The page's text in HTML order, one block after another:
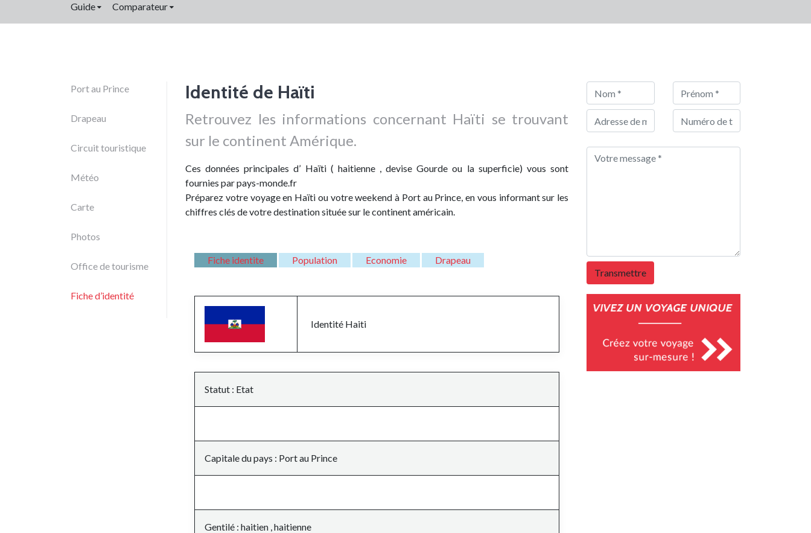
Guide Comparateur
Port au Prince
Drapeau
Circuit touristique
Météo
Carte
Photos
Office de tourisme
Fiche d’identité
Identité de Haïti
Retrouvez les informations concernant Haïti se trouvant
sur le continent Amérique.
Ces données principales d’ Haïti ( haitienne , devise Gourde ou la superficie) vous sont
fournies par pays-monde.fr
Préparez votre voyage en Haïti ou votre weekend à Port au Prince, en vous informant sur les
chiffres clés de votre destination située sur le continent américain.
Fiche identite Population Economie Drapeau
Identité Haiti
Statut : Etat
Capitale du pays : Port au Prince
Gentilé : haitien , haitienne